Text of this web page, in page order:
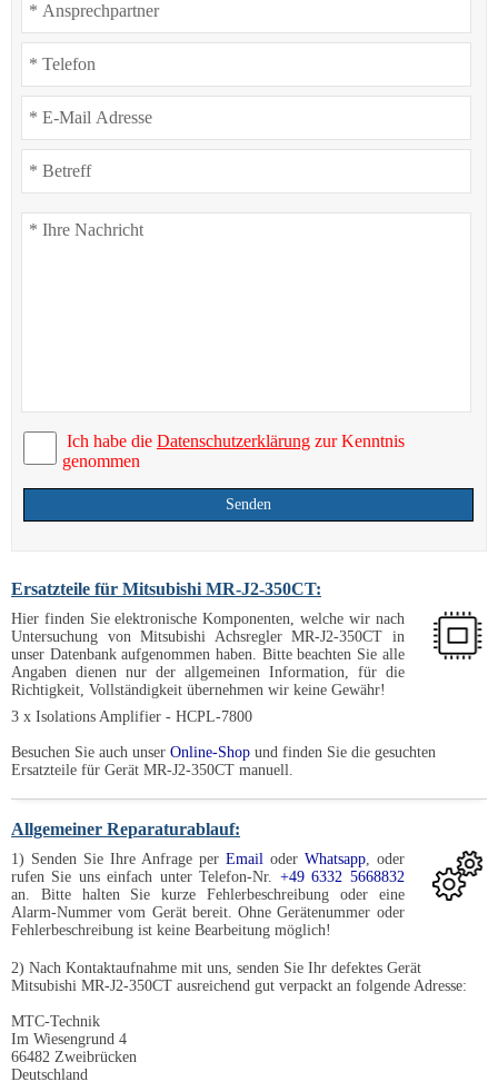
Ich habe die Datenschutzerklärung zur Kenntnis
genommen
Senden
Ersatzteile für Mitsubishi MR-J2-350CT:
Hier finden Sie elektronische Komponenten, welche wir nach
Untersuchung von Mitsubishi Achsregler MR-J2-350CT in
unser Datenbank aufgenommen haben. Bitte beachten Sie alle
Angaben dienen nur der allgemeinen Information, für die
Richtigkeit, Vollständigkeit übernehmen wir keine Gewähr!
3 x Isolations Amplifier - HCPL-7800
Besuchen Sie auch unser Online-Shop und finden Sie die gesuchten
Ersatzteile für Gerät MR-J2-350CT manuell.
Allgemeiner Reparaturablauf:
1) Senden Sie Ihre Anfrage per Emailoder Whatsapp, oder
rufen Sie uns einfach unter Telefon-Nr. +49 6332 5668832
an. Bitte halten Sie kurze Fehlerbeschreibung oder eine
Alarm-Nummer vom Gerät bereit. Ohne Gerätenummer oder
Fehlerbeschreibung ist keine Bearbeitung möglich!
2) Nach Kontaktaufnahme mit uns, senden Sie Ihr defektes Gerät
Mitsubishi MR-J2-350CT ausreichend gut verpackt an folgende Adresse:
MTC-Technik
Im Wiesengrund 4
66482 Zweibrücken
Deutschland